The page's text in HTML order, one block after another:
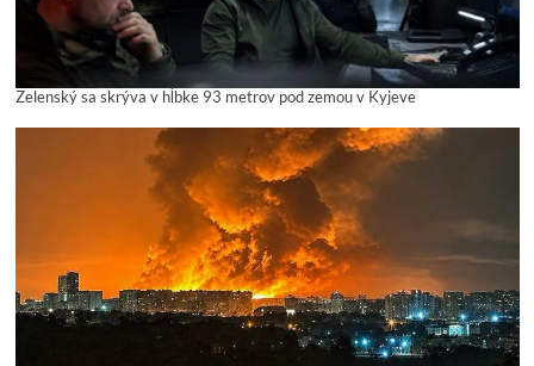
Zelenský sa skrýva v hĺbke 93 metrov pod zemou v Kyjeve